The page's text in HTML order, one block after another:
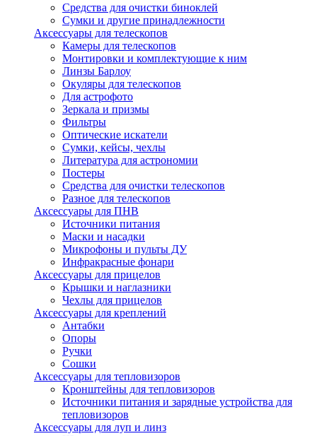
Средства для очистки биноклей
Сумки и другие принадлежности
Аксессуары для телескопов
Камеры для телескопов
Монтировки и комплектующие к ним
Линзы Барлоу
Окуляры для телескопов
Для астрофото
Зеркала и призмы
Фильтры
Оптические искатели
Сумки, кейсы, чехлы
Литература для астрономии
Постеры
Средства для очистки телескопов
Разное для телескопов
Аксессуары для ПНВ
Источники питания
Маски и насадки
Микрофоны и пульты ДУ
Инфракрасные фонари
Аксессуары для прицелов
Крышки и наглазники
Чехлы для прицелов
Аксессуары для креплений
Антабки
Опоры
Ручки
Сошки
Аксессуары для тепловизоров
Кронштейны для тепловизоров
Источники питания и зарядные устройства для
тепловизоров
Аксессуары для луп и линз